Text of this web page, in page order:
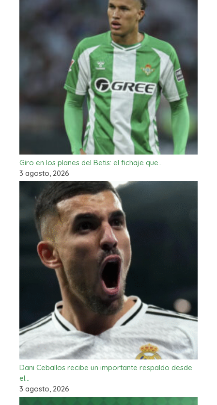
Giro en los planes del Betis: el fichaje que…
3 agosto, 2026
Dani Ceballos recibe un importante respaldo desde
el…
3 agosto, 2026